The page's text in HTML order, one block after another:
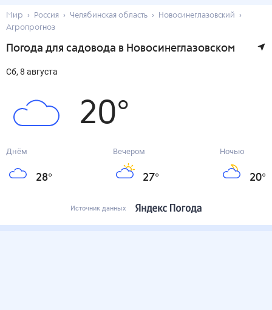
Мир Россия Челябинская область
Новосинеглазовский
Агропрогноз
Погода для садовода в Новосинеглазовском
сб, 8 августа
20°
Днём
28°
Вечером
27°
Ночью
20°
Источник данных